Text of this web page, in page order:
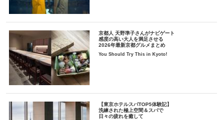
京都人 天野準子さんがナビゲート
感度の高い大人を満足させる
2026年最新京都グルメまとめ
You Should Try This in Kyoto!
【東京ホテルスパTOP5体験記】
洗練された極上空間＆スパで
日々の疲れを癒して